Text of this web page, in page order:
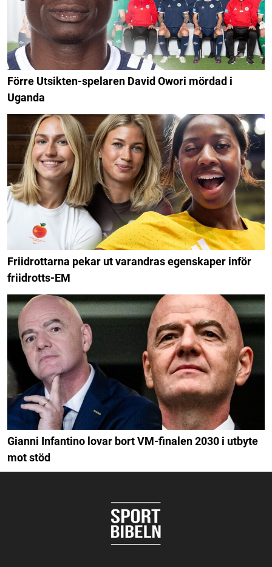
Förre Utsikten-spelaren David Owori mördad i
Uganda
Friidrottarna pekar ut varandras egenskaper inför
friidrotts-EM
Gianni Infantino lovar bort VM-finalen 2030 i utbyte
mot stöd